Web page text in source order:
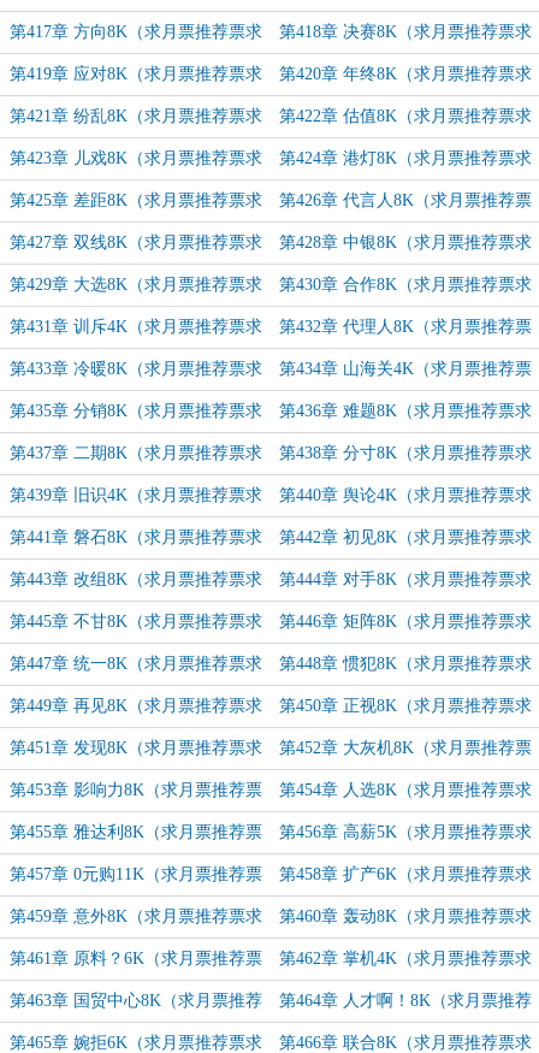
追订） 追订）
第417章 方向8K（求月票推荐票求
追订）
第418章 决赛8K（求月票推荐票求
追订）
第419章 应对8K（求月票推荐票求
追订）
第420章 年终8K（求月票推荐票求
追订）
第421章 纷乱8K（求月票推荐票求
追订）
第422章 估值8K（求月票推荐票求
追订）
第423章 儿戏8K（求月票推荐票求
追订）
第424章 港灯8K（求月票推荐票求
追订）
第425章 差距8K（求月票推荐票求
追订）
第426章 代言人8K（求月票推荐票
求追订）
第427章 双线8K（求月票推荐票求
追订）
第428章 中银8K（求月票推荐票求
追订）
第429章 大选8K（求月票推荐票求
追订）
第430章 合作8K（求月票推荐票求
追订）
第431章 训斥4K（求月票推荐票求
追订）
第432章 代理人8K（求月票推荐票
求追订）
第433章 冷暖8K（求月票推荐票求
追订）
第434章 山海关4K（求月票推荐票
求追订）
第435章 分销8K（求月票推荐票求
追订）
第436章 难题8K（求月票推荐票求
追订）
第437章 二期8K（求月票推荐票求
追订）
第438章 分寸8K（求月票推荐票求
追订）
第439章 旧识4K（求月票推荐票求
追订）
第440章 舆论4K（求月票推荐票求
追订）
第441章 磐石8K（求月票推荐票求
追订）
第442章 初见8K（求月票推荐票求
追订）
第443章 改组8K（求月票推荐票求
追订）
第444章 对手8K（求月票推荐票求
追订）
第445章 不甘8K（求月票推荐票求
追订）
第446章 矩阵8K（求月票推荐票求
追订）
第447章 统一8K（求月票推荐票求
追订）
第448章 惯犯8K（求月票推荐票求
追订）
第449章 再见8K（求月票推荐票求
追订）
第450章 正视8K（求月票推荐票求
追订）
第451章 发现8K（求月票推荐票求
追订）
第452章 大灰机8K（求月票推荐票
求追订）
第453章 影响力8K（求月票推荐票
求追订）
第454章 人选8K（求月票推荐票求
追订）
第455章 雅达利8K（求月票推荐票
求追订）
第456章 高薪5K（求月票推荐票求
追订）
第457章 0元购11K（求月票推荐票
求追订）
第458章 扩产6K（求月票推荐票求
追订）
第459章 意外8K（求月票推荐票求
追订）
第460章 轰动8K（求月票推荐票求
追订）
第461章 原料？6K（求月票推荐票
求追订）
第462章 掌机4K（求月票推荐票求
追订）
第463章 国贸中心8K（求月票推荐
票求追订）
第464章 人才啊！8K（求月票推荐
票求追订）
第465章 婉拒6K（求月票推荐票求 第466章 联合8K（求月票推荐票求